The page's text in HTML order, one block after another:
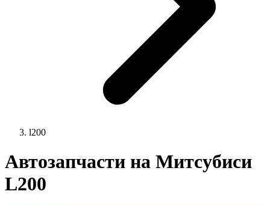
l200
Автозапчасти на Митсубиси
L200